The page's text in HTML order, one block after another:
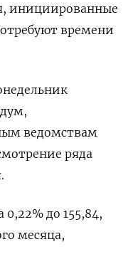
инициированные
времени
ведомствам
ряда
до 155,84,
месяца,